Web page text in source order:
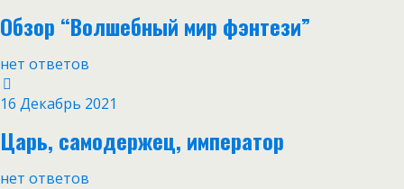
Обзор “Волшебный мир фэнтези”
нет ответов
16 Декабрь 2021
Царь, самодержец, император
нет ответов